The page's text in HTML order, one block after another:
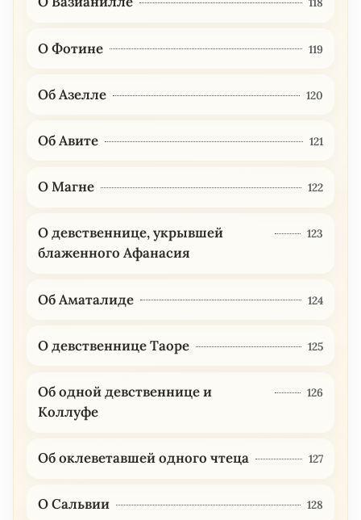
О Фотине 119
Об Азелле 120
Об Авите 121
О Магне 122
О девственнице, укрывшей
блаженного Афанасия
123
Об Аматалиде 124
О девственнице Таоре 125
Об одной девственнице и
Коллуфе
126
Об оклеветавшей одного чтеца 127
О Сальвии 128